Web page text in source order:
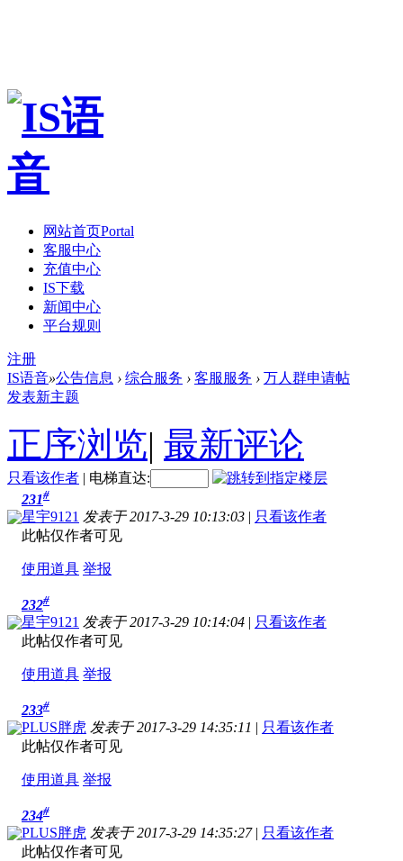
网站首页Portal
客服中心
充值中心
IS下载
新闻中心
平台规则
注册
IS语音»公告信息 › 综合服务 › 客服服务 › 万人群申请帖
发表新主题
正序浏览| 最新评论
只看该作者 | 电梯直达:
231#
星宇9121 发表于 2017-3-29 10:13:03 | 只看该作者
此帖仅作者可见
使用道具 举报
232#
星宇9121 发表于 2017-3-29 10:14:04 | 只看该作者
此帖仅作者可见
使用道具 举报
233#
PLUS胖虎 发表于 2017-3-29 14:35:11 | 只看该作者
此帖仅作者可见
使用道具 举报
234#
PLUS胖虎 发表于 2017-3-29 14:35:27 | 只看该作者
此帖仅作者可见